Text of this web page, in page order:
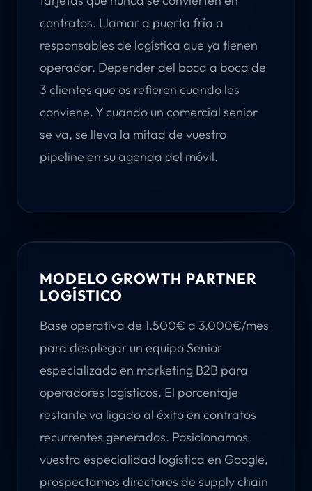
contratos. Llamar a puerta fría a
responsables de logística que ya tienen
operador. Depender del boca a boca de
3 clientes que os refieren cuando les
conviene. Y cuando un comercial senior
se va, se lleva la mitad de vuestro
pipeline en su agenda del móvil.
MODELO GROWTH PARTNER
LOGÍSTICO
Base operativa de 1.500€ a 3.000€/mes
para desplegar un equipo Senior
especializado en marketing B2B para
operadores logísticos. El porcentaje
restante va ligado al éxito en contratos
recurrentes generados. Posicionamos
vuestra especialidad logística en Google,
prospectamos directores de supply chain